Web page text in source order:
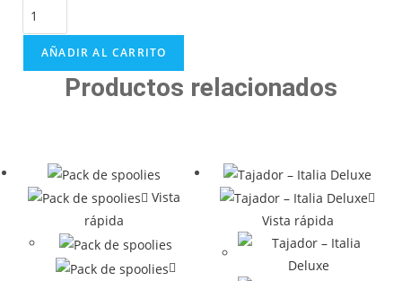
AÑADIR AL CARRITO
Productos relacionados
Vista
rápida
Vista rápida